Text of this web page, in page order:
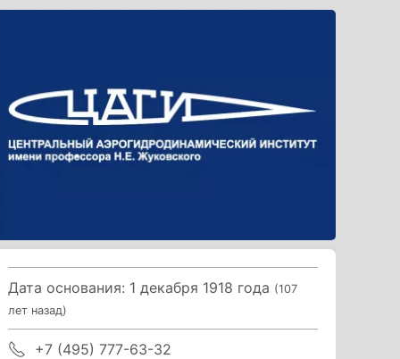
Дата основания: 1 декабря 1918 года (107
лет назад)
+7 (495) 777-63-32